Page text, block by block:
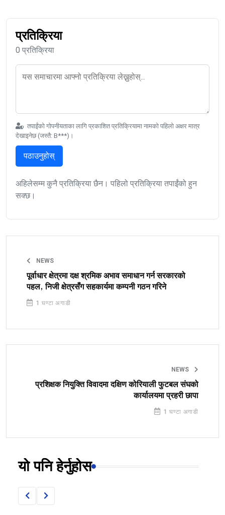
प्रतिक्रिया
0 प्रतिक्रिया
तपाईंको गोपनीयताका लागि प्रकाशित प्रतिक्रियामा नामको पहिलो अक्षर मात्र
देखाइनेछ (जस्तै: B***)।
पठाउनुहोस्
अहिलेसम्म कुनै प्रतिक्रिया छैन। पहिलो प्रतिक्रिया तपाईंको हुन
सक्छ।
NEWS
पूर्वाधार क्षेत्रमा दक्ष श्रमिक अभाव समाधान गर्न सरकारको
पहल, निजी क्षेत्रसँग सहकार्यमा कम्पनी गठन गरिने
1 घण्टा अगाडी
NEWS
प्रशिक्षक नियुक्ति विवादमा दक्षिण कोरियाली फुटबल संघको
कार्यालयमा प्रहरी छापा
1 घण्टा अगाडी
यो पनि हेर्नुहोस